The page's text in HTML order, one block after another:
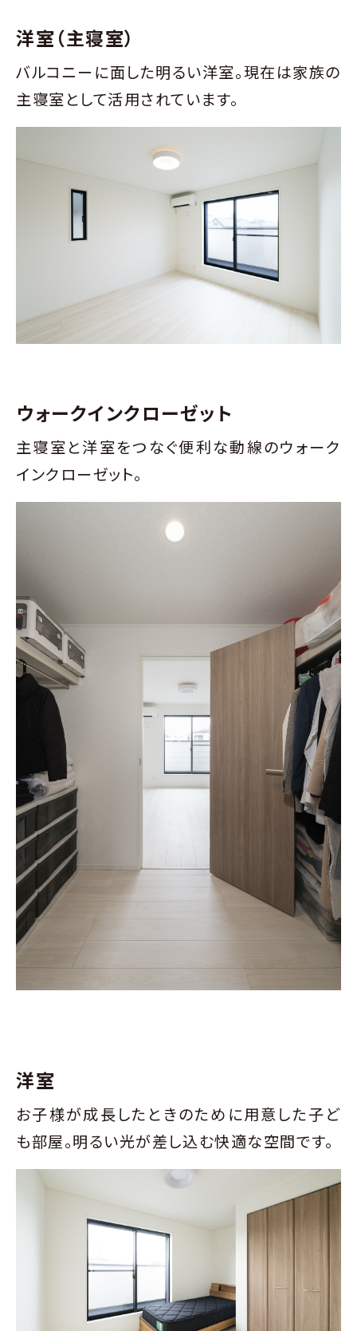
洋室（主寝室）
バルコニーに面した明るい洋室。現在は家族の
主寝室として活用されています。
ウォークインクローゼット
主寝室と洋室をつなぐ便利な動線のウォーク
インクローゼット。
洋室
お子様が成長したときのために用意した子ど
も部屋。明るい光が差し込む快適な空間です。